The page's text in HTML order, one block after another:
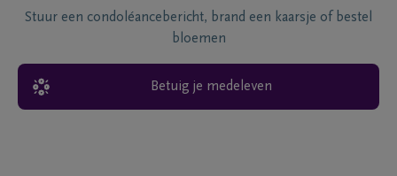
Stuur een condoléancebericht, brand een kaarsje of bestel
bloemen
Betuig je medeleven